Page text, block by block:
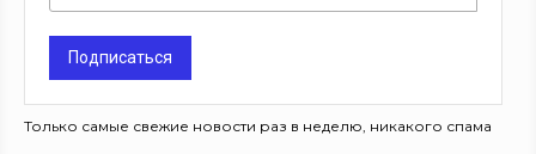
Подписаться
Только самые свежие новости раз в неделю, никакого спама